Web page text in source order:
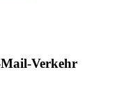
Verkehr